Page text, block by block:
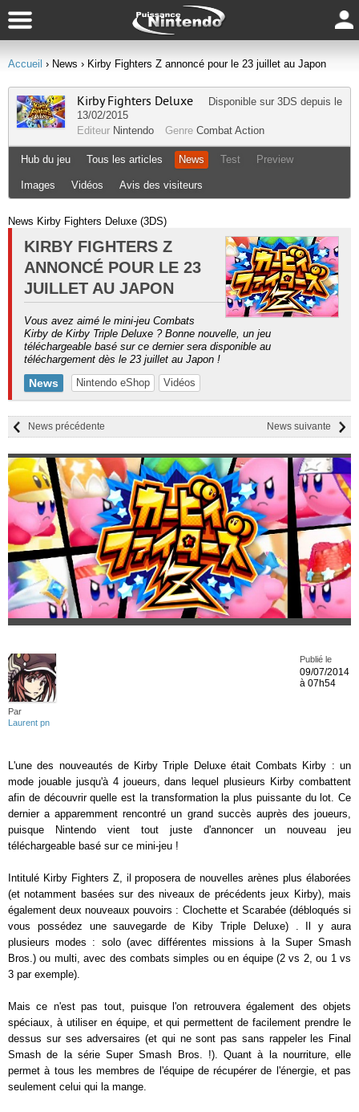
Accueil › News › Kirby Fighters Z annoncé pour le 23 juillet au Japon
Kirby Fighters Deluxe Disponible sur 3DS depuis le
13/02/2015
Editeur Nintendo Genre Combat Action
Hub du jeu Tous les articles News Test Preview
Images Vidéos Avis des visiteurs
News Kirby Fighters Deluxe (3DS)
KIRBY FIGHTERS Z
ANNONCÉ POUR LE 23
JUILLET AU JAPON
Vous avez aimé le mini-jeu Combats
Kirby de Kirby Triple Deluxe ? Bonne nouvelle, un jeu
téléchargeable basé sur ce dernier sera disponible au
téléchargement dès le 23 juillet au Japon !
News Nintendo eShop Vidéos
News suivante
News précédente
Par
Laurent pn
Publié le
09/07/2014
à 07h54
L'une des nouveautés de Kirby Triple Deluxe était Combats Kirby : un
mode jouable jusqu'à 4 joueurs, dans lequel plusieurs Kirby combattent
afin de découvrir quelle est la transformation la plus puissante du lot. Ce
dernier a apparemment rencontré un grand succès auprès des joueurs,
puisque Nintendo vient tout juste d'annoncer un nouveau jeu
téléchargeable basé sur ce mini-jeu !
Intitulé Kirby Fighters Z, il proposera de nouvelles arènes plus élaborées
(et notamment basées sur des niveaux de précédents jeux Kirby), mais
également deux nouveaux pouvoirs : Clochette et Scarabée (débloqués si
vous possédez une sauvegarde de Kiby Triple Deluxe) . Il y aura
plusieurs modes : solo (avec différentes missions à la Super Smash
Bros.) ou multi, avec des combats simples ou en équipe (2 vs 2, ou 1 vs
3 par exemple).
Mais ce n'est pas tout, puisque l'on retrouvera également des objets
spéciaux, à utiliser en équipe, et qui permettent de facilement prendre le
dessus sur ses adversaires (et qui ne sont pas sans rappeler les Final
Smash de la série Super Smash Bros. !). Quant à la nourriture, elle
permet à tous les membres de l'équipe de récupérer de l'énergie, et pas
seulement celui qui la mange.